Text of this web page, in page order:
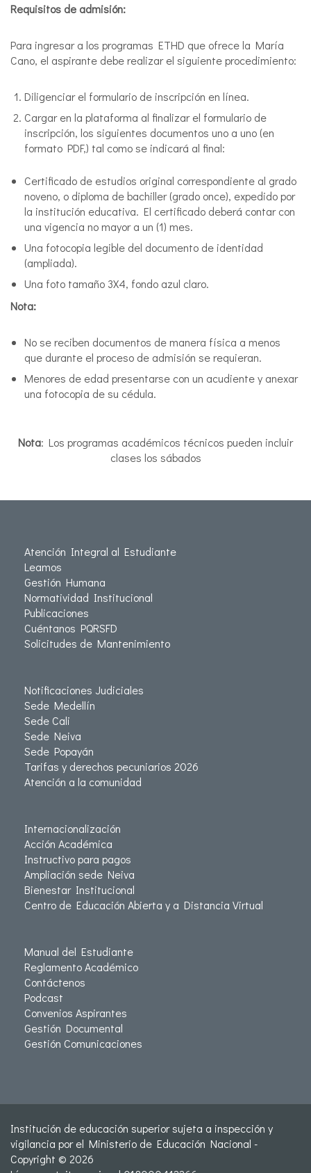
Requisitos de admisión:
Para ingresar a los programas ETHD que ofrece la María
Cano, el aspirante debe realizar el siguiente procedimiento:
Diligenciar el formulario de inscripción en línea.
Cargar en la plataforma al finalizar el formulario de
inscripción, los siguientes documentos uno a uno (en
formato PDF,) tal como se indicará al final:
Certificado de estudios original correspondiente al grado
noveno, o diploma de bachiller (grado once), expedido por
la institución educativa. El certificado deberá contar con
una vigencia no mayor a un (1) mes.
Una fotocopia legible del documento de identidad
(ampliada).
Una foto tamaño 3X4, fondo azul claro.
Nota:
No se reciben documentos de manera física a menos
que durante el proceso de admisión se requieran.
Menores de edad presentarse con un acudiente y anexar
una fotocopia de su cédula.
Nota: Los programas académicos técnicos pueden incluir
clases los sábados
Atención Integral al Estudiante
Leamos
Gestión Humana
Normatividad Institucional
Publicaciones
Cuéntanos PQRSFD
Solicitudes de Mantenimiento
Notificaciones Judiciales
Sede Medellín
Sede Cali
Sede Neiva
Sede Popayán
Tarifas y derechos pecuniarios 2026
Atención a la comunidad
Internacionalización
Acción Académica
Instructivo para pagos
Ampliación sede Neiva
Bienestar Institucional
Centro de Educación Abierta y a Distancia Virtual
Manual del Estudiante
Reglamento Académico
Contáctenos
Podcast
Convenios Aspirantes
Gestión Documental
Gestión Comunicaciones
Institución de educación superior sujeta a inspección y
vigilancia por el Ministerio de Educación Nacional -
Copyright © 2026